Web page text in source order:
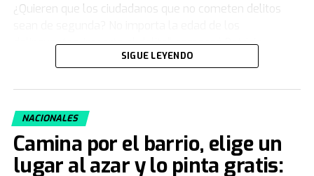
¿Quieren que los ciudadanos que no cometen delitos
delincuentes, importa el delito”, comenzó Patricia
Y agregó: “Este modelo se agotó, nosotros venimos a
que deja de poner en la indefensión total a las familias
que enterraban a sus hijos. Cuando el delito no tiene
consecuencias, la ley pierde autoridad, y eso es lo que
SIGUE LEYENDO
NACIONALES
Camina por el barrio, elige un
lugar al azar y lo pinta gratis: